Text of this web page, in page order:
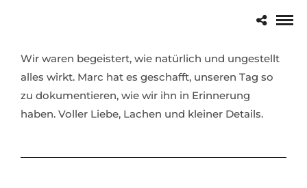
Wir waren begeistert, wie natürlich und ungestellt
alles wirkt. Marc hat es geschafft, unseren Tag so
zu dokumentieren, wie wir ihn in Erinnerung
haben. Voller Liebe, Lachen und kleiner Details.